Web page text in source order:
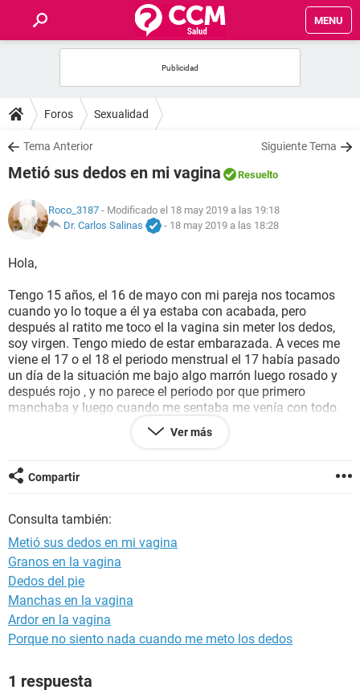
MENU
FOROS
SALUD
NUTRICIÓN
BIENESTAR
SEXUALIDAD
GLOSARIO
Foros Sexualidad
Tema Anterior Siguiente Tema
Metió sus dedos en mi vagina Resuelto
Roco_3187 - Modificado el 18 may 2019 a las 19:18
Dr. Carlos Salinas
- 18 may 2019 a las 18:28
Hola,
Tengo 15 años, el 16 de mayo con mi pareja nos tocamos
cuando yo lo toque a él ya estaba con acabada, pero
después al ratito me toco el la vagina sin meter los dedos,
soy virgen. Tengo miedo de estar embarazada. A veces me
viene el 17 o el 18 el periodo menstrual el 17 había pasado
un día de la situación me bajo algo marrón luego rosado y
después rojo , y no parece el periodo por que primero
manchaba y luego cuando me sentaba me venía con todo
pero me viene poco a comparación del periodo. El 16 nos
tocamos y al otro dia esto me pasa, posible embarazo ?? De
Gracias
Ver más
Compartir
Consulta también:
Metió sus dedos en mi vagina
Granos en la vagina
Dedos del pie
Manchas en la vagina
Ardor en la vagina
Porque no siento nada cuando me meto los dedos
1 respuesta